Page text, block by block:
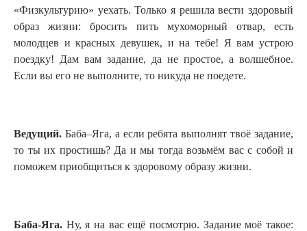
«Физкультурию» уехать. Только я решила вести здоровый
образ жизни: бросить пить мухоморный отвар, есть
молодцев и красных девушек, и на тебе! Я вам устрою
поездку! Дам вам задание, да не простое, а волшебное.
Если вы его не выполните, то никуда не поедете.
Ведущий. Баба–Яга, а если ребята выполнят твоё задание,
то ты их простишь? Да и мы тогда возьмём вас с собой и
поможем приобщиться к здоровому образу жизни.
Баба-Яга. Ну, я на вас ещё посмотрю. Задание моё такое: